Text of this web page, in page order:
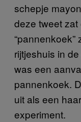
schepje
deze tweet
rijtjeshuis in
was een
pannenkoek.
uit als een
experiment.